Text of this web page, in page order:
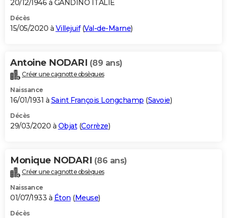
20/12/1946 à GANDINO ITALIE
Décès
15/05/2020 à Villejuif(Val-de-Marne)
Antoine NODARI (89 ans)
Créer une cagnotte obsèques
Naissance
16/01/1931 à Saint François Longchamp (Savoie)
Décès
29/03/2020 à Objat(Corrèze)
Monique NODARI (86 ans)
Créer une cagnotte obsèques
Naissance
01/07/1933 à Éton (Meuse)
Décès